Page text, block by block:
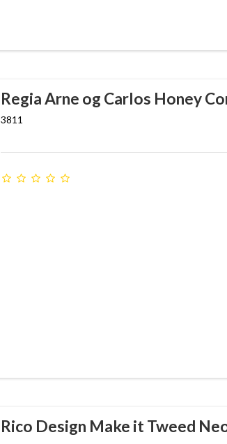
Regia Arne og Carlos Honey
3811
Rico Design Make it Tweed